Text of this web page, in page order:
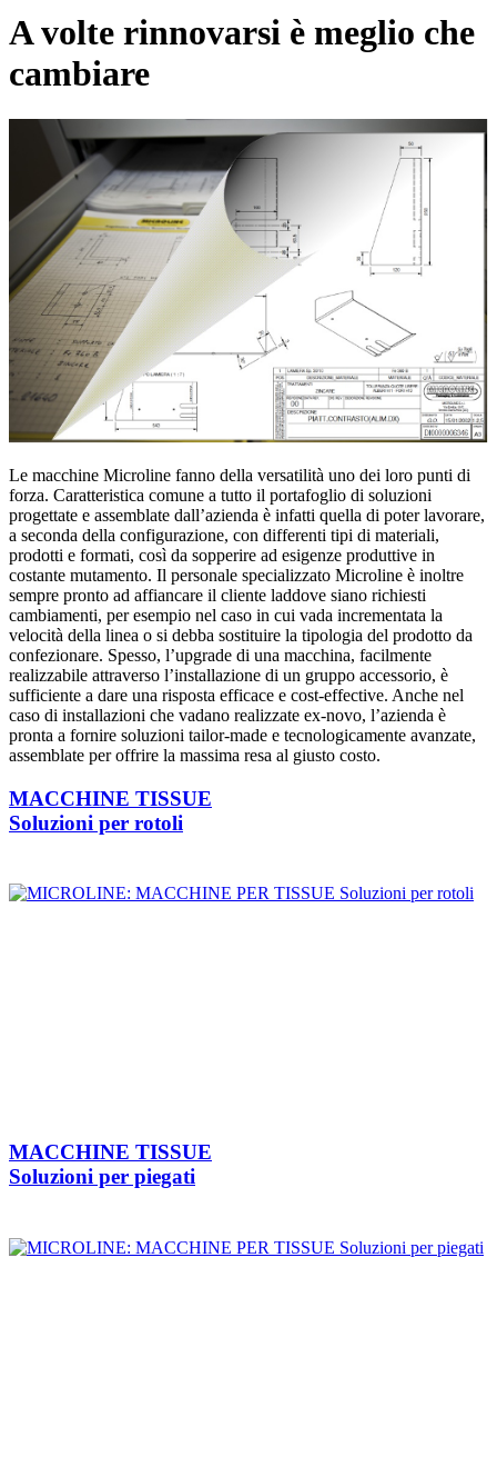
A volte rinnovarsi è meglio che
cambiare
Le macchine Microline fanno della versatilità uno dei loro punti di
forza. Caratteristica comune a tutto il portafoglio di soluzioni
progettate e assemblate dall’azienda è infatti quella di poter lavorare,
a seconda della configurazione, con differenti tipi di materiali,
prodotti e formati, così da sopperire ad esigenze produttive in
costante mutamento. Il personale specializzato Microline è inoltre
sempre pronto ad affiancare il cliente laddove siano richiesti
cambiamenti, per esempio nel caso in cui vada incrementata la
velocità della linea o si debba sostituire la tipologia del prodotto da
confezionare. Spesso, l’upgrade di una macchina, facilmente
realizzabile attraverso l’installazione di un gruppo accessorio, è
sufficiente a dare una risposta efficace e cost-effective. Anche nel
caso di installazioni che vadano realizzate ex-novo, l’azienda è
pronta a fornire soluzioni tailor-made e tecnologicamente avanzate,
assemblate per offrire la massima resa al giusto costo.
MACCHINE TISSUE
Soluzioni per rotoli
MACCHINE TISSUE
Soluzioni per piegati